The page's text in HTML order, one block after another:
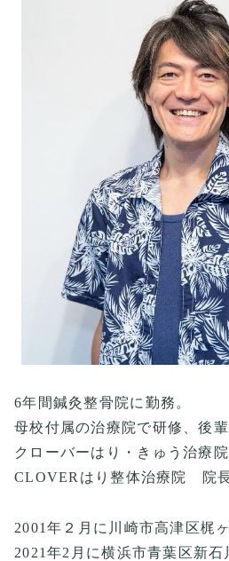
6年間鍼灸整骨院に勤務。
母校付属の治療院で研修、後
クローバーはり・きゅう治療
CLOVERはり整体治療院 院長
2001年２月に川崎市高津区梶
2021年2月に横浜市青葉区新